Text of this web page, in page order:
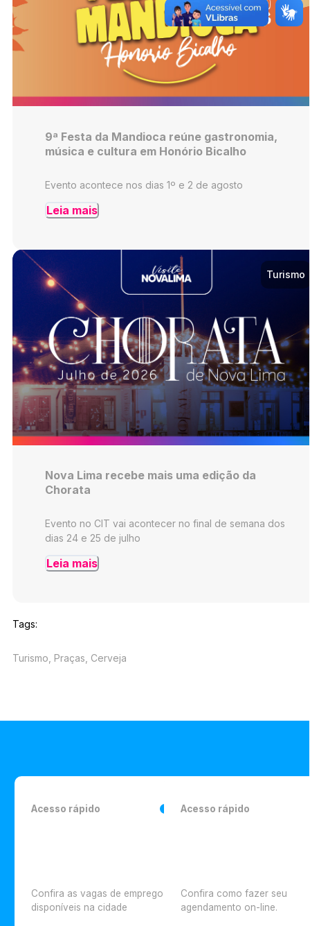
9ª Festa da Mandioca reúne gastronomia,
música e cultura em Honório Bicalho
Evento acontece nos dias 1º e 2 de agosto
Leia mais
Turismo
Nova Lima recebe mais uma edição da
Chorata
Evento no CIT vai acontecer no final de semana dos
dias 24 e 25 de julho
Leia mais
Tags:
Turismo, Praças, Cerveja
Acesso rápido
Confira as vagas de emprego
disponíveis na cidade
Acesso rápido
Confira como fazer seu
agendamento on-line.